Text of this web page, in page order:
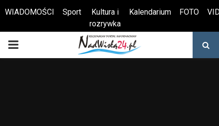
Otwórz pasek narzędzi
WIADOMOŚCI Sport
Kultura i
rozrywka
Kalendarium FOTO
PRIMARY